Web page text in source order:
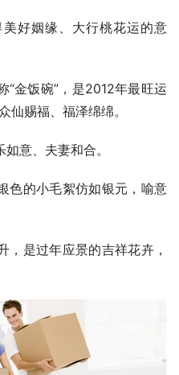
好姻缘、大行桃花运的意
金饭碗”，是2012年最旺运
仙赐福、福泽绵绵。
意、夫妻和合。
的小毛絮仿如银元，喻意
是过年应景的吉祥花卉，